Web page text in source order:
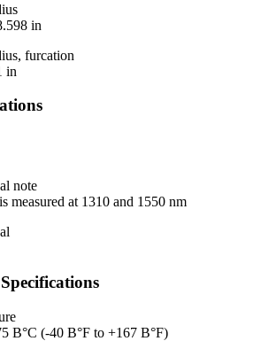
in
furcation
in
note
measured at 1310 and 1550 nm
В°C (-40 В°F to +167 В°F)